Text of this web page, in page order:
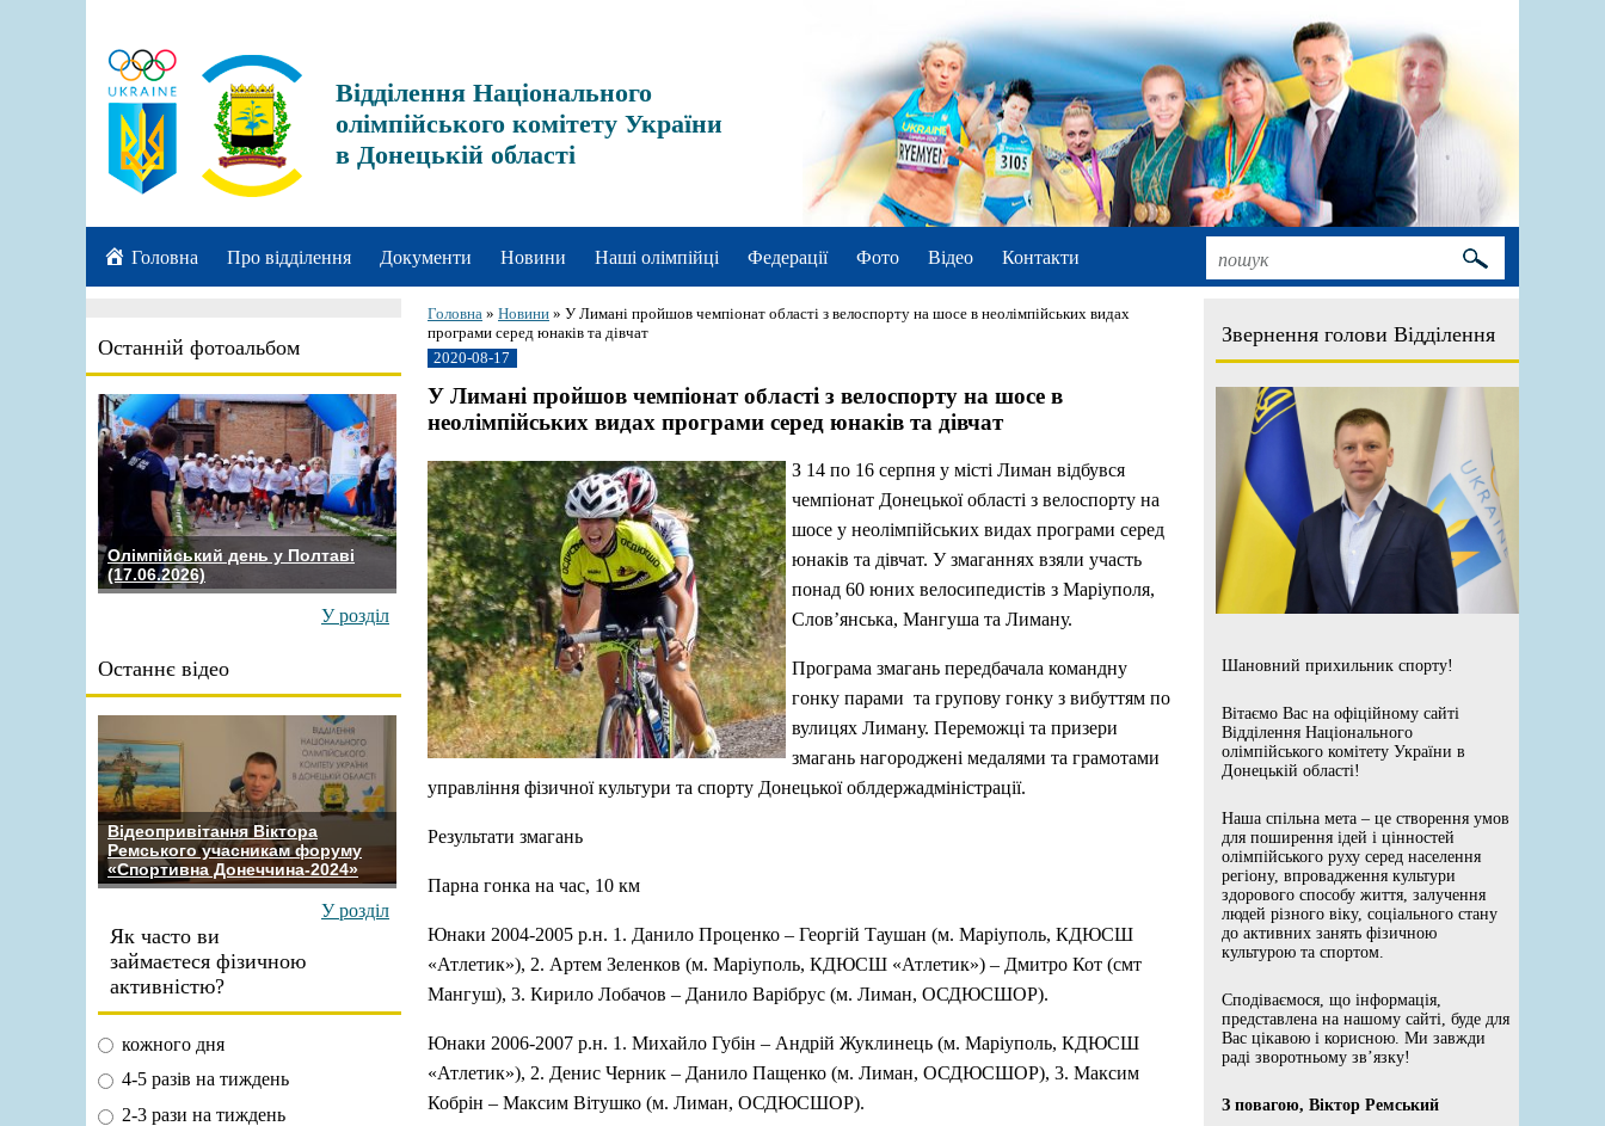
Відділення Національного
олімпійського комітету України
в Донецькій області
Головна Про відділення Документи Новини Наші олімпійці Федерації Фото Відео Контакти
Останній фотоальбом
Олімпійський день у Полтаві
(17.06.2026)
У розділ
Останнє відео
Відеопривітання Віктора
Ремського учасникам форуму
«Спортивна Донеччина-2024»
У розділ
Як часто ви
займаєтеся фізичною
активністю?
кожного дня
4-5 разів на тиждень
2-3 рази на тиждень
Звернення голови Відділення
Шановний прихильник спорту!
Вітаємо Вас на офіційному сайті
Відділення Національного
олімпійського комітету України в
Донецькій області!
Наша спільна мета – це створення умов
для поширення ідей і цінностей
олімпійського руху серед населення
регіону, впровадження культури
здорового способу життя, залучення
людей різного віку, соціального стану
до активних занять фізичною
культурою та спортом.
Сподіваємося, що інформація,
представлена на нашому сайті, буде для
Вас цікавою і корисною. Ми завжди
раді зворотньому зв’язку!
З повагою, Віктор Ремський
Головна » Новини » У Лимані пройшов чемпіонат області з велоспорту на шосе в неолімпійських видах
програми серед юнаків та дівчат
2020-08-17
У Лимані пройшов чемпіонат області з велоспорту на шосе в
неолімпійських видах програми серед юнаків та дівчат
З 14 по 16 серпня у місті Лиман відбувся
чемпіонат Донецької області з велоспорту на
шосе у неолімпійських видах програми серед
юнаків та дівчат. У змаганнях взяли участь
понад 60 юних велосипедистів з Маріуполя,
Слов’янська, Мангуша та Лиману.
Програма змагань передбачала командну
гонку парами та групову гонку з вибуттям по
вулицях Лиману. Переможці та призери
змагань нагороджені медалями та грамотами
управління фізичної культури та спорту Донецької облдержадміністрації.
Результати змагань
Парна гонка на час, 10 км
Юнаки 2004-2005 р.н. 1. Данило Проценко – Георгій Таушан (м. Маріуполь, КДЮСШ
«Атлетик»), 2. Артем Зеленков (м. Маріуполь, КДЮСШ «Атлетик») – Дмитро Кот (смт
Мангуш), 3. Кирило Лобачов – Данило Варібрус (м. Лиман, ОСДЮСШОР).
Юнаки 2006-2007 р.н. 1. Михайло Губін – Андрій Жуклинець (м. Маріуполь, КДЮСШ
«Атлетик»), 2. Денис Черник – Данило Пащенко (м. Лиман, ОСДЮСШОР), 3. Максим
Кобрін – Максим Вітушко (м. Лиман, ОСДЮСШОР).